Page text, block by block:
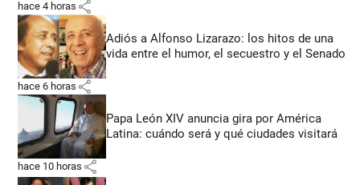
hace 4 horas share
Adiós a Alfonso Lizarazo: los hitos de una
vida entre el humor, el secuestro y el Senado
hace 6 horas share
Papa León XIV anuncia gira por América
Latina: cuándo será y qué ciudades visitará
hace 10 horas share